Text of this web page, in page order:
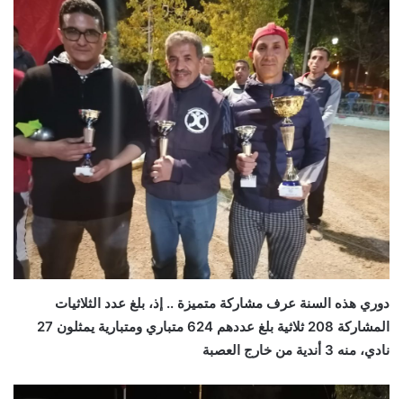
دوري هذه السنة عرف مشاركة متميزة .. إذ، بلغ عدد الثلاثيات
المشاركة 208 ثلاثية بلغ عددهم 624 متباري ومتبارية يمثلون 27
نادي، منه 3 أندية من خارج العصبة